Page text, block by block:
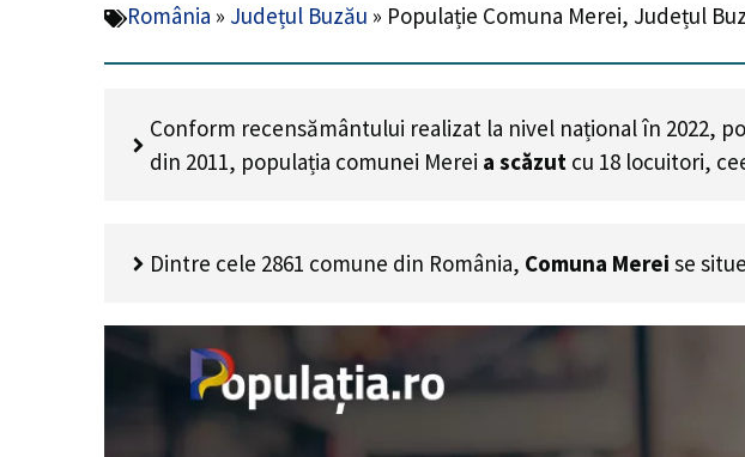
România » Județul Buzău » Populație Comuna Merei, Județul
Conform recensământului realizat la nivel național în 2022,
din 2011, populația comunei Merei a scăzut cu 18 locuitori,
Dintre cele 2861 comune din România, Comuna Merei se